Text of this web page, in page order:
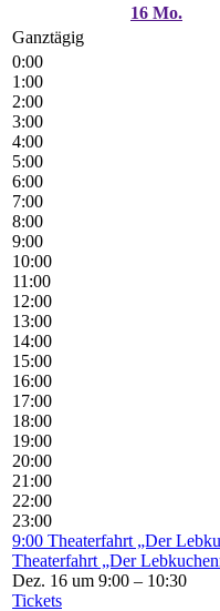
16 Mo.
Ganztägig
0:00
1:00
2:00
3:00
4:00
5:00
6:00
7:00
8:00
9:00
10:00
11:00
12:00
13:00
14:00
15:00
16:00
17:00
18:00
19:00
20:00
21:00
22:00
23:00
9:00 Theaterfahrt „Der
Theaterfahrt „Der
Dez. 16 um 9:00 – 10:30
Tickets